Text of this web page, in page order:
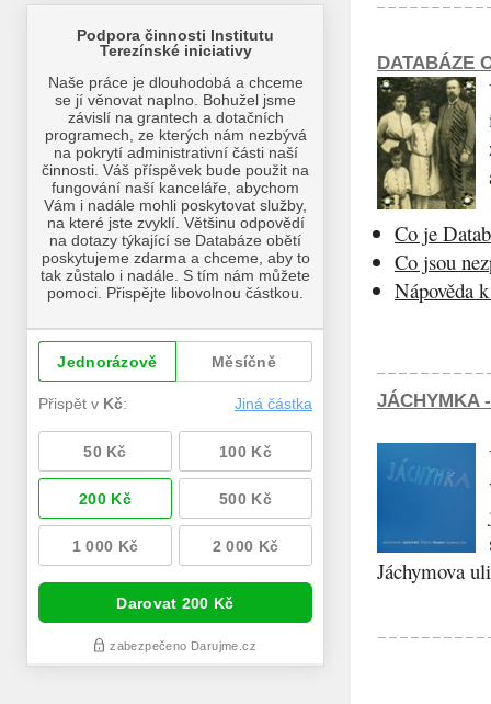
DATABÁZE
Co je
Co jsou
Nápověda
JÁCHYMKA
Jáchymova